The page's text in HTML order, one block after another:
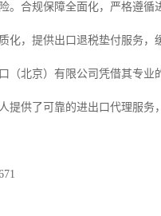
。合规保障全面化，严格遵
化，提供出口退税垫付服务，
（北京）有限公司凭借其专业
提供了可靠的进出口代理服务